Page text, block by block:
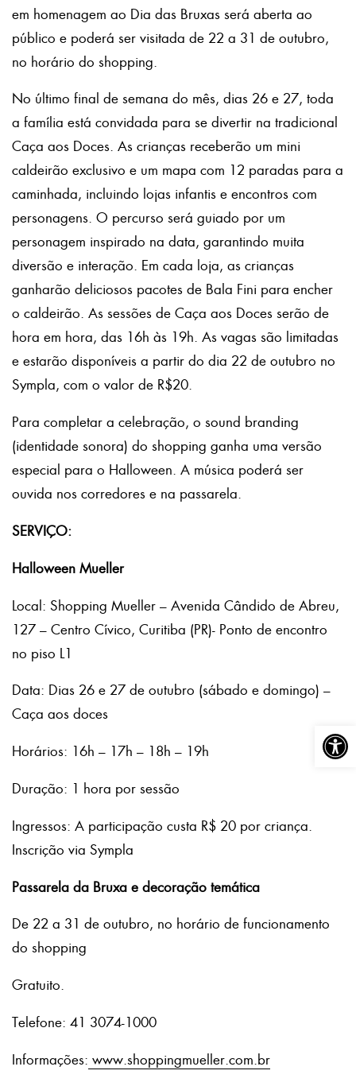
Abrir
em homenagem ao Dia das Bruxas será aberta ao
público e poderá ser visitada de 22 a 31 de outubro,
no horário do shopping.
No último final de semana do mês, dias 26 e 27, toda
a família está convidada para se divertir na tradicional
Caça aos Doces. As crianças receberão um mini
caldeirão exclusivo e um mapa com 12 paradas para a
caminhada, incluindo lojas infantis e encontros com
personagens. O percurso será guiado por um
personagem inspirado na data, garantindo muita
diversão e interação. Em cada loja, as crianças
ganharão deliciosos pacotes de Bala Fini para encher
o caldeirão. As sessões de Caça aos Doces serão de
hora em hora, das 16h às 19h. As vagas são limitadas
e estarão disponíveis a partir do dia 22 de outubro no
Sympla, com o valor de R$20.
Para completar a celebração, o sound branding
(identidade sonora) do shopping ganha uma versão
especial para o Halloween. A música poderá ser
ouvida nos corredores e na passarela.
SERVIÇO:
Halloween Mueller
Local: Shopping Mueller – Avenida Cândido de Abreu,
127 – Centro Cívico, Curitiba (PR)- Ponto de encontro
no piso L1
Data: Dias 26 e 27 de outubro (sábado e domingo) –
Caça aos doces
Horários: 16h – 17h – 18h – 19h
Duração: 1 hora por sessão
Ingressos: A participação custa R$ 20 por criança.
Inscrição via Sympla
Passarela da Bruxa e decoração temática
De 22 a 31 de outubro, no horário de funcionamento
do shopping
Gratuito.
Telefone: 41 3074-1000
Informações: www.shoppingmueller.com.br